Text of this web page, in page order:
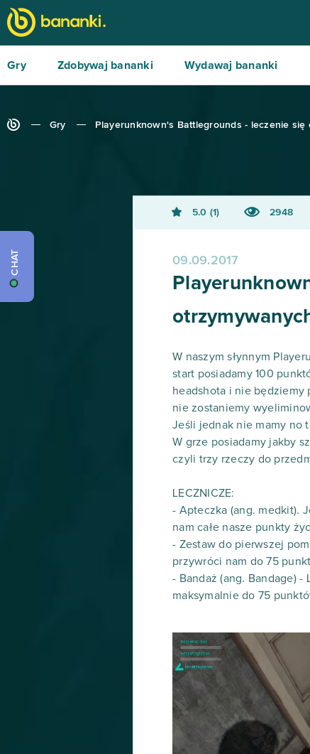
Gry Zdobywaj bananki Wydawaj bananki
Gry Playerunknown's Battlegrounds - leczenie
5.0 1 2948
09.09.2017
W naszym słynnym
start posiadamy 100
headshota i nie będziemy
nie zostaniemy
Jeśli jednak nie mamy no
W grze posiadamy jakby
czyli trzy rzeczy do
LECZNICZE:
- Apteczka (ang. medkit).
nam całe nasze punkty
- Zestaw do pierwszej
przywróci nam do 75
- Bandaż (ang. Bandage)
maksymalnie do 75
CHAT